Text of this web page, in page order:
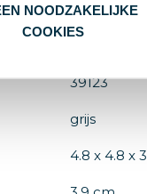
NOODZAKELIJKE
COOKIES
Swiss Peak
39123
grijs
4.8 x 4.8 x